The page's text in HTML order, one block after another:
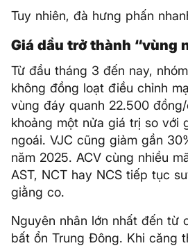
Tuy nhiên, đà hưng phấn
Giá dầu trở thành “vùng
Từ đầu tháng 3 đến nay,
không đồng loạt điều chỉnh
vùng đáy quanh 22.500
khoảng một nửa giá trị so với
ngoái. VJC cũng giảm gần
năm 2025. ACV cùng nhiều
AST, NCT hay NCS tiếp tục
giằng co.
Nguyên nhân lớn nhất đến từ
bất ổn Trung Đông. Khi căng